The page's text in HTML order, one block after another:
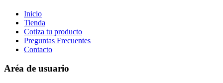
Inicio
Tienda
Cotiza tu producto
Preguntas Frecuentes
Contacto
Aréa de usuario